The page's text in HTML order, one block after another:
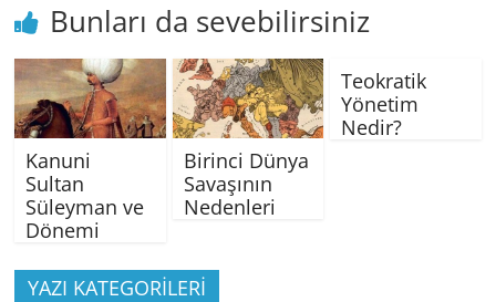
Bunları da sevebilirsiniz
Kanuni
Sultan
Süleyman ve
Dönemi
Birinci Dünya
Savaşının
Nedenleri
Teokratik
Yönetim
Nedir?
YAZI KATEGORİLERİ